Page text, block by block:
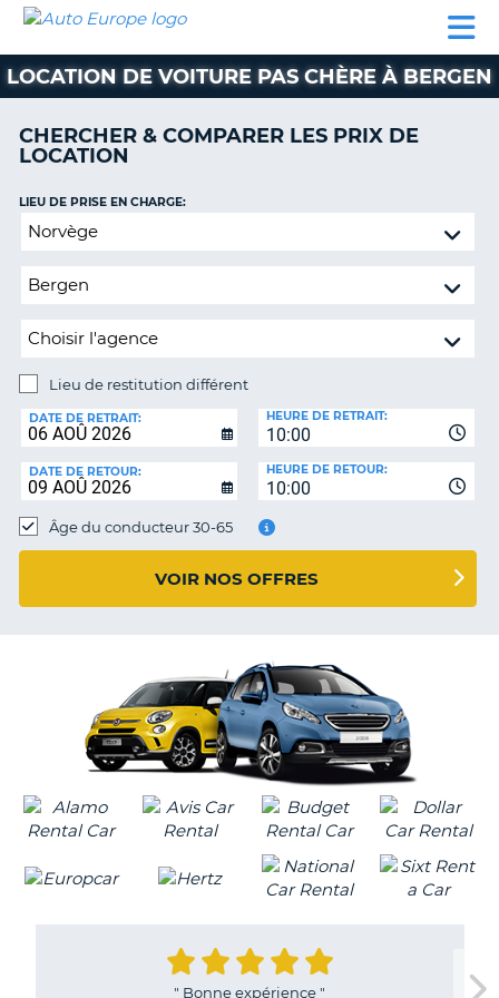
LOCATION
VOITURE
CAMPING-
CAR
CLIENT
AUTO
EUROPE
LOCATION
VOITURE
CAMPING-
CAR
PARTENAIRES
SUPPORT
CLIENT
COMPTE
MA
LOCATION DE VOITURE PAS CHÈRE À BERGEN
CHERCHER & COMPARER LES PRIX DE
LOCATION
Lieu
restitution
différent
LIEU DE PRISE EN CHARGE:
Lieu de restitution différent
DE
RESTITUTION:
DATE DE RETRAIT:
10:00
HEURE DE RETRAIT:
DATE DE RETOUR:
10:00
HEURE DE RETOUR:
Âge du conducteur 30-65
VOIR NOS OFFRES
" Bonne expérience "